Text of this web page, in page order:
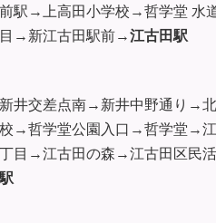
駅→上高田小学校→哲学堂 水
→新江古田駅前→江古田駅
井交差点南→新井中野通り→
→哲学堂公園入口→哲学堂→
目→江古田の森→江古田区民